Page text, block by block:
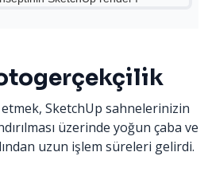
SketchUp sahnelerinizin
üzerinde yoğun çaba ve
uzun işlem süreleri gelirdi.